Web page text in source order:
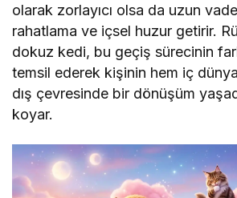
olarak zorlayıcı olsa da uzun
rahatlama ve içsel huzur getirir.
dokuz kedi, bu geçiş sürecinin
temsil ederek kişinin hem iç
dış çevresinde bir dönüşüm
koyar.